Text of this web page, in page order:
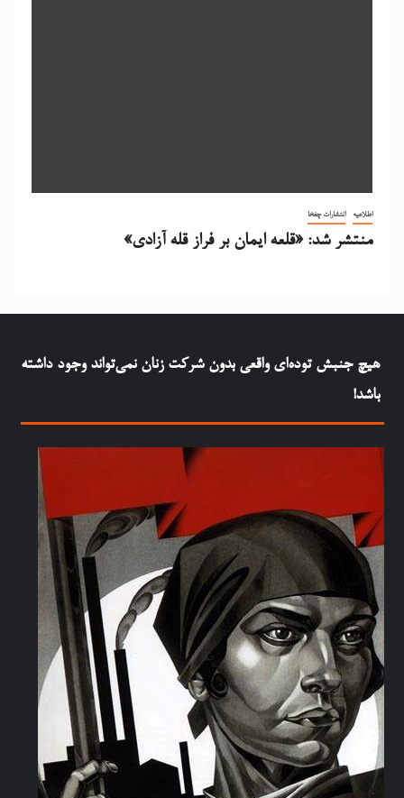
اطلاعیه انتشارات چفخا
منتشر شد: «قلعه ایمان بر فراز قله آزادی»
هيچ جنبش توده‌ای واقعی بدون شرکت زنان نمی‌تواند وجود داشته
باشد!